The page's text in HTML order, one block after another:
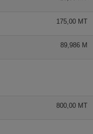
175,00 MT
89,986 M
800,00 MT